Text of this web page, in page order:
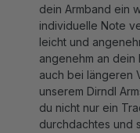
individuelle Note
leicht und
angenehm an dein
auch bei längeren
unserem Dirndl
du nicht nur ein
durchdachtes und
deine Tracht